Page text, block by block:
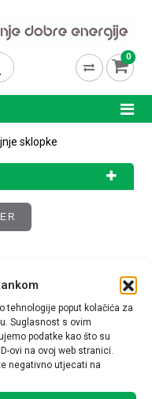
tehnologije poput kolačića za
Suglasnost s ovim
podatke kao što su
ovi na ovoj web stranici.
negativno utjecati na
0
sklopke
vašem